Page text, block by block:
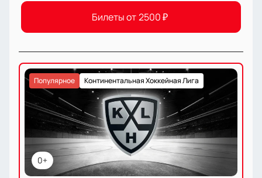
Билеты от2500₽
0+
Континентальная Хоккейная Лига
Популярное